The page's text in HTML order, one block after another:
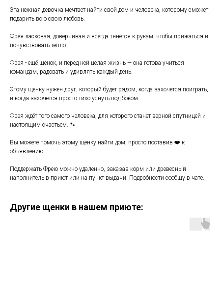
Эта нежная девочка мечтает найти свой дом и человека, которому сможет
подарить всю свою любовь.
Фрея ласковая, доверчивая и всегда тянется к рукам, чтобы прижаться и
почувствовать тепло.
Фрея - ещё щенок, и перед ней целая жизнь — она готова учиться
командам, радовать и удивлять каждый день.
Этому щенку нужен друг, который будет рядом, когда захочется поиграть,
и когда захочется просто тихо уснуть под боком.
Фрея ждёт того самого человека, для которого станет верной спутницей и
настоящим счастьем. 🐾
Вы можете помочь этому щенку найти дом, просто поставив ❤️ к
объявлению.
Поддержать Фрею можно удаленно, заказав корм или древесный
наполнитель в приют или на пункт выдачи. Подробности сообщу в чате.
Другие щенки в нашем приюте: